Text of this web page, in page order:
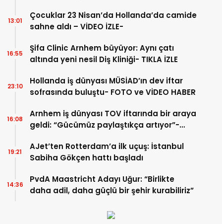
Çocuklar 23 Nisan’da Hollanda’da camide
sahne aldı – VİDEO İZLE-
13:01
Şifa Clinic Arnhem büyüyor: Aynı çatı
altında yeni nesil Diş Kliniği- TIKLA İZLE
16:55
Hollanda iş dünyası MÜSİAD’ın dev iftar
sofrasında buluştu- FOTO ve VİDEO HABER
23:10
Arnhem iş dünyası TOV iftarında bir araya
geldi: “Gücümüz paylaştıkça artıyor”-
16:08
AJet’ten Rotterdam’a ilk uçuş: İstanbul
Sabiha Gökçen hattı başladı
19:21
PvdA Maastricht Adayı Uğur: “Birlikte
daha adil, daha güçlü bir şehir kurabiliriz”
14:36